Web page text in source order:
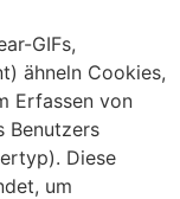
GIFs,
ähneln Cookies,
Erfassen von
Benutzers
Diese
um